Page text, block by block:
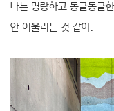
나는 명랑하고 동글동글
안 어울리는 것 같아.